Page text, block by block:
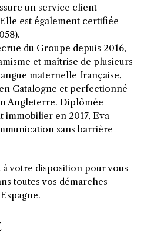
un service client
est également certifiée
du Groupe depuis 2016,
et maîtrise de plusieurs
maternelle française,
Catalogne et perfectionné
Angleterre. Diplômée
immobilier en 2017, Eva
sans barrière
votre disposition pour vous
toutes vos démarches